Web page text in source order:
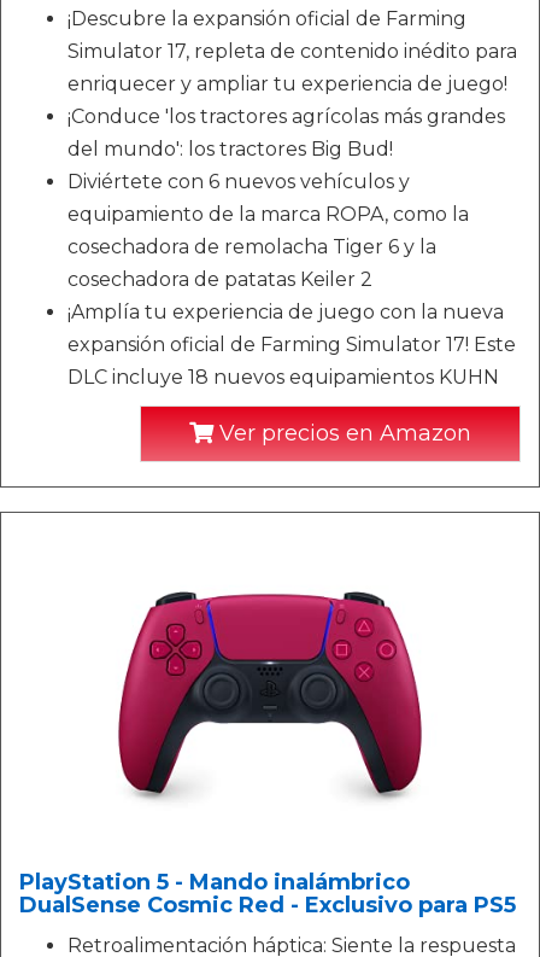
¡Descubre la expansión oficial de Farming
Simulator 17, repleta de contenido inédito para
enriquecer y ampliar tu experiencia de juego!
¡Conduce 'los tractores agrícolas más grandes
del mundo': los tractores Big Bud!
Diviértete con 6 nuevos vehículos y
equipamiento de la marca ROPA, como la
cosechadora de remolacha Tiger 6 y la
cosechadora de patatas Keiler 2
¡Amplía tu experiencia de juego con la nueva
expansión oficial de Farming Simulator 17! Este
DLC incluye 18 nuevos equipamientos KUHN
Ver precios en Amazon
PlayStation 5 - Mando inalámbrico
DualSense Cosmic Red - Exclusivo para PS5
Retroalimentación háptica: Siente la respuesta